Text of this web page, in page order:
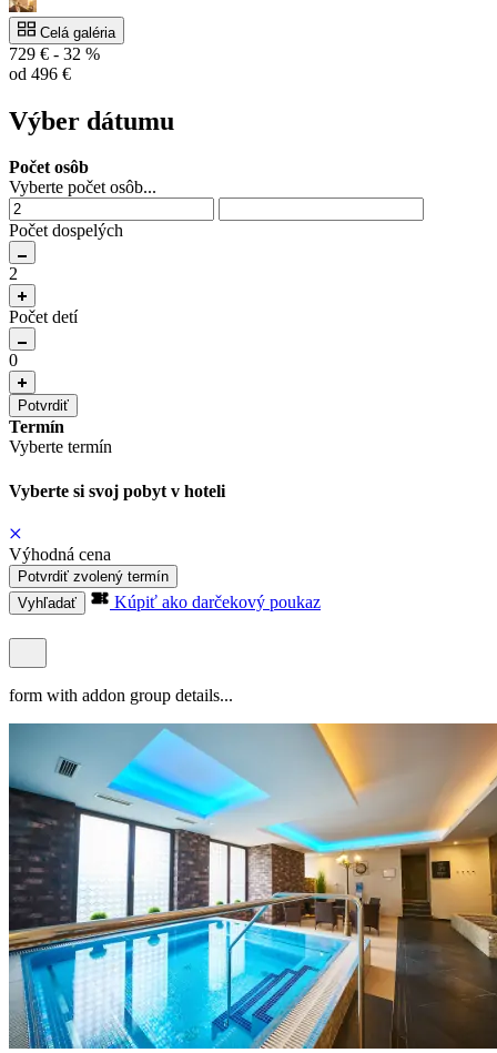
Celá galéria
729 € - 32 %
od 496 €
Výber dátumu
Počet osôb
Vyberte počet osôb...
Počet dospelých
2
Počet detí
0
Potvrdiť
Termín
Vyberte termín
Vyberte si svoj pobyt v hoteli
Výhodná cena
Potvrdiť zvolený termín
Vyhľadať
Kúpiť ako darčekový poukaz
form with addon group details...